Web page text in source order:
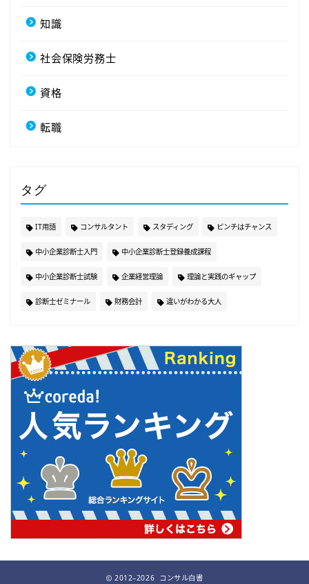
知識
社会保険労務士
資格
転職
タグ
IT用語 コンサルタント スタディング ピンチはチャンス
中小企業診断士入門 中小企業診断士登録養成課程
中小企業診断士試験 企業経営理論 理論と実践のギャップ
診断士ゼミナール 財務会計 違いがわかる大人
2012–2026 コンサル白書